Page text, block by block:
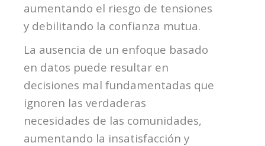
aumentando el riesgo de tensiones
y debilitando la confianza mutua.
La ausencia de un enfoque basado
en datos puede resultar en
decisiones mal fundamentadas que
ignoren las verdaderas
necesidades de las comunidades,
aumentando la insatisfacción y